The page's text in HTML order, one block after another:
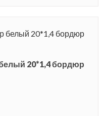
20*1,4 бордюр